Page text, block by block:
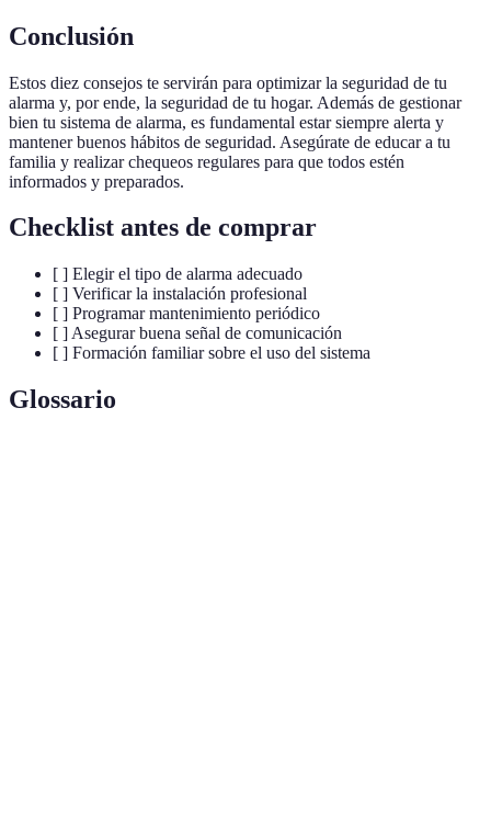
Conclusión
Estos diez consejos te servirán para optimizar la seguridad de tu
alarma y, por ende, la seguridad de tu hogar. Además de gestionar
bien tu sistema de alarma, es fundamental estar siempre alerta y
mantener buenos hábitos de seguridad. Asegúrate de educar a tu
familia y realizar chequeos regulares para que todos estén
informados y preparados.
Checklist antes de comprar
[ ] Elegir el tipo de alarma adecuado
[ ] Verificar la instalación profesional
[ ] Programar mantenimiento periódico
[ ] Asegurar buena señal de comunicación
[ ] Formación familiar sobre el uso del sistema
Glossario